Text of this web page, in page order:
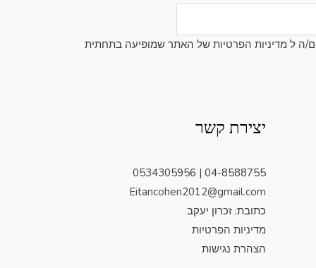
ה ל מדיניות הפרטיות של האתר שמופיעה בתחתית
יצירת קשר
04-8588755 | 0534305956
Eitancohen2012@gmail.com
כתובת: זכרון יעקב
מדיניות הפרטיות
הצהרת נגישות